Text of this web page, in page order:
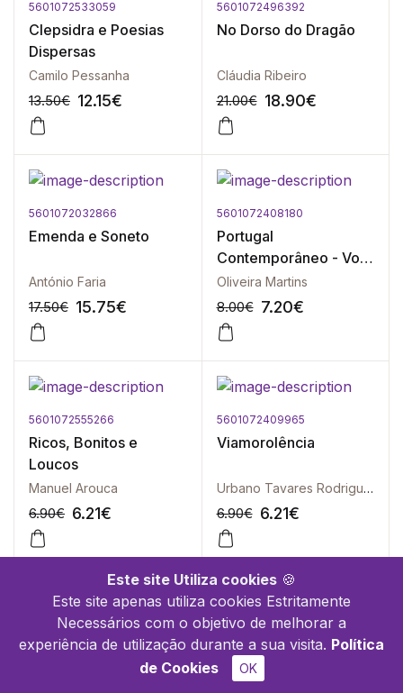
Este site Utiliza cookies 🍪
Este site apenas utiliza cookies Estritamente
Necessários com o objetivo de melhorar a
experiência de utilização durante a sua visita. Política
de Cookies
OK
5601072533059
Clepsidra e Poesias
Dispersas
Camilo Pessanha
13.50€ 12.15€
5601072496392
No Dorso do Dragão
Cláudia Ribeiro
21.00€ 18.90€
5601072032866
Emenda e Soneto
António Faria
17.50€ 15.75€
5601072408180
Portugal
Contemporâneo - Vol.
II
Oliveira Martins
8.00€ 7.20€
-10%
5601072555266
Ricos, Bonitos e
Loucos
Manuel Arouca
6.90€ 6.21€
-10%
5601072409965
Viamorolência
Urbano Tavares Rodrigues
6.90€ 6.21€
5601072555518
Carta de Guia de
5601072555334
Poesias